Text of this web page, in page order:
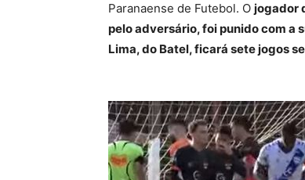
Paranaense de Futebol. O jogador
pelo adversário, foi punido com a
Lima, do Batel, ficará sete jogos